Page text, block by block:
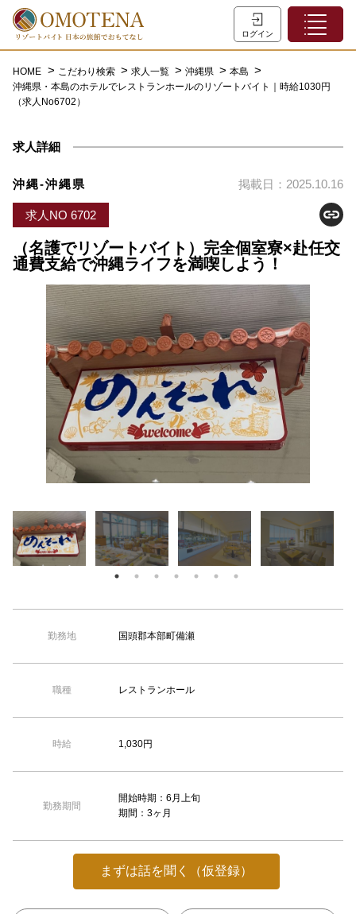
ログイン
ホーム
特集一覧
初めての方へ
お問い合わせ
よくあるご質問
会員登録
LINEでログイン
0120-932-959
【TEL受付】9:30～18:00 土日・祝日定休
HOME こだわり検索 求人一覧 沖縄県
本島
沖縄県・本島のホテルでレストランホールのリゾートバイト｜時給1030円
（求人No6702）
求人詳細
沖縄-沖縄県 掲載日：2025.10.16
求人NO 6702
（名護でリゾートバイト）完全個室寮×赴任交
通費支給で沖縄ライフを満喫しよう！
勤務地 国頭郡本部町備瀬
職種 レストランホール
時給 1,030円
勤務期間
開始時期：6月上旬
期間：3ヶ月
まずは話を聞く（仮登録）